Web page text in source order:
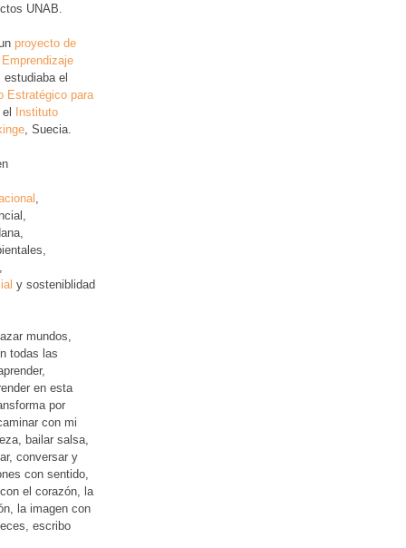
UNAB.
proyecto de
estudiaba el
Estratégico para
el Instituto
, Suecia.
y sosteniblidad
mundos,
todas las
en esta
por
con mi
bailar salsa,
conversar y
con sentido,
el corazón, la
la imagen con
escribo